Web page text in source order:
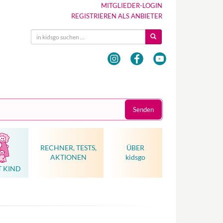
MITGLIEDER-LOGIN
REGISTRIEREN ALS ANBIETER
Senden
KIND
RECHNER, TESTS,
AKTIONEN
ÜBER
kidsgo